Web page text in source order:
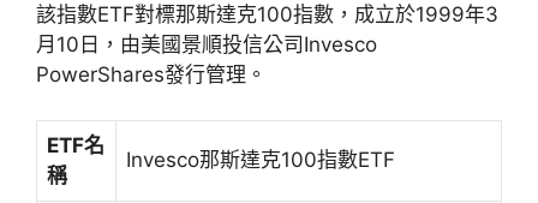
該指數ETF對標那斯達克100指數，成立於1999年3
月10日，由美國景順投信公司Invesco
PowerShares發行管理。
ETF名
稱
Invesco那斯達克100指數ETF